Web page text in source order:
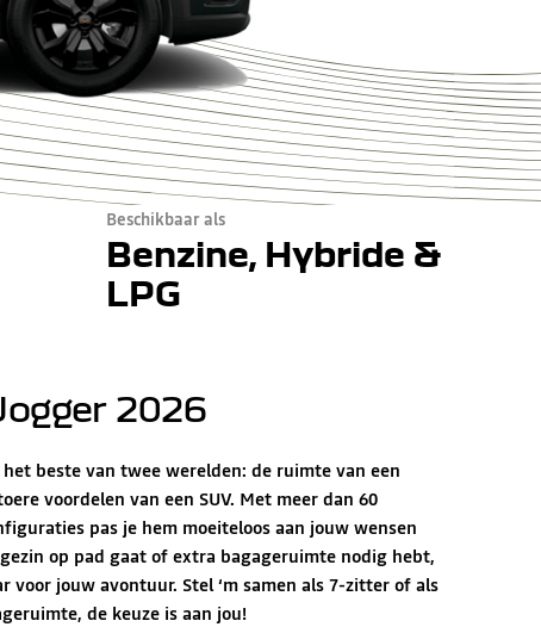
Beschikbaar als
Benzine, Hybride &
LPG
2026
het beste van twee werelden: de ruimte van een
voordelen van een SUV. Met meer dan 60
pas je hem moeiteloos aan jouw wensen
op pad gaat of extra bagageruimte nodig hebt,
voor jouw avontuur. Stel ‘m samen als 7-zitter of als
de keuze is aan jou!